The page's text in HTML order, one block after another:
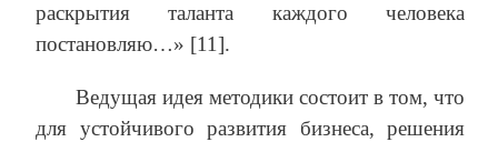
раскрытия таланта каждого человека
постановляю…» [11].
Ведущая идея методики состоит в том, что
для устойчивого развития бизнеса, решения